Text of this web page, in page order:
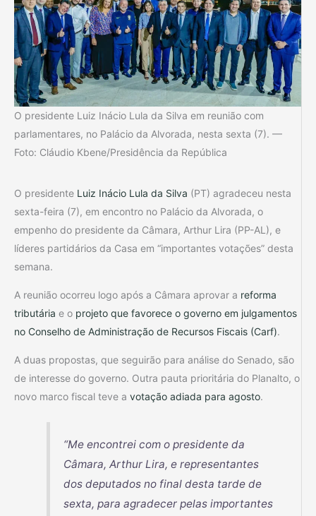
O presidente Luiz Inácio Lula da Silva em reunião com
parlamentares, no Palácio da Alvorada, nesta sexta (7). —
Foto: Cláudio Kbene/Presidência da República
O presidente Luiz Inácio Lula da Silva (PT) agradeceu nesta
sexta-feira (7), em encontro no Palácio da Alvorada, o
empenho do presidente da Câmara, Arthur Lira (PP-AL), e
líderes partidários da Casa em “importantes votações” desta
semana.
A reunião ocorreu logo após a Câmara aprovar a reforma
tributária e o projeto que favorece o governo em julgamentos
no Conselho de Administração de Recursos Fiscais (Carf).
A duas propostas, que seguirão para análise do Senado, são
de interesse do governo. Outra pauta prioritária do Planalto, o
novo marco fiscal teve a votação adiada para agosto.
“Me encontrei com o presidente da
Câmara, Arthur Lira, e representantes
dos deputados no final desta tarde de
sexta, para agradecer pelas importantes